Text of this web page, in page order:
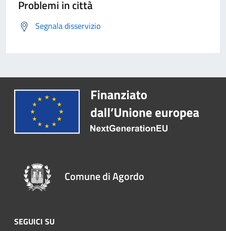
Problemi in città
Segnala disservizio
Comune di Agordo
SEGUICI SU